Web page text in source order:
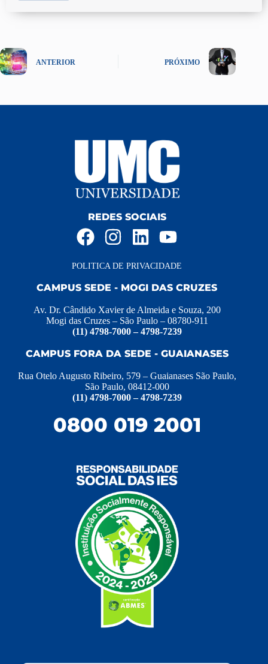
ANTERIOR PRÓXIMO
REDES SOCIAIS
POLITICA DE PRIVACIDADE
CAMPUS SEDE - MOGI DAS CRUZES
Av. Dr. Cândido Xavier de Almeida e Souza, 200
Mogi das Cruzes – São Paulo – 08780-911
(11) 4798-7000 – 4798-7239
CAMPUS FORA DA SEDE - GUAIANASES
Rua Otelo Augusto Ribeiro, 579 – Guaianases São Paulo,
São Paulo, 08412-000
(11) 4798-7000 – 4798-7239
0800 019 2001